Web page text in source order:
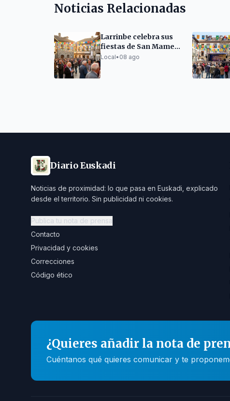
Noticias Relacionadas
Larrinbe celebra sus
fiestas de San Mames
con un variado
Local• 08 ago
Diario Euskadi
Noticias de proximidad: lo que pasa en Euskadi, explicado
desde el territorio. Sin publicidad ni cookies.
Publica tu nota de prensa
Contacto
Privacidad y cookies
Correcciones
Código ético
¿Quieres añadir la nota de
Cuéntanos qué quieres comunicar y te